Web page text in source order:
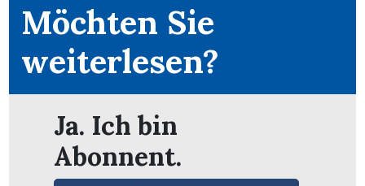
Möchten Sie
weiterlesen?
Ja. Ich bin
Abonnent.